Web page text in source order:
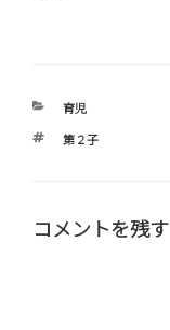
カ
ゴ
育児
タ
第２子
コメントを残す